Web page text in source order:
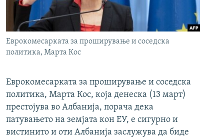
РСЕ веб страници
Еврокомесарката за проширување и соседска
политика, Марта Кос
Еврокомесарката за проширување и соседска
политика, Марта Кос, која денеска (13 март)
престојува во Албанија, порача дека
патувањето на земјата кон ЕУ, е сигурно и
вистинито и оти Албанија заслужува да биде